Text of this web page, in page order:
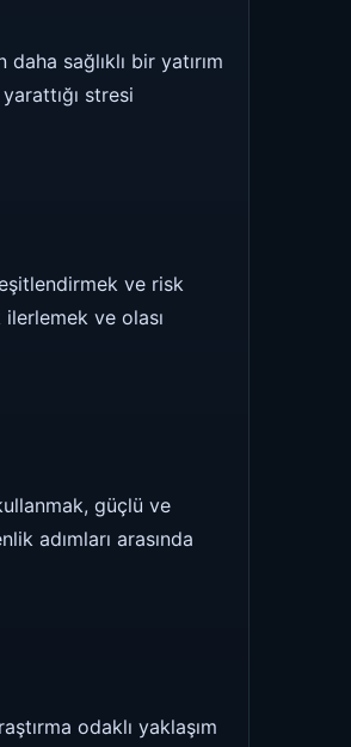
sağlıklı bir yatırım
stresi
ve risk
ve olası
güçlü ve
adımları arasında
odaklı yaklaşım